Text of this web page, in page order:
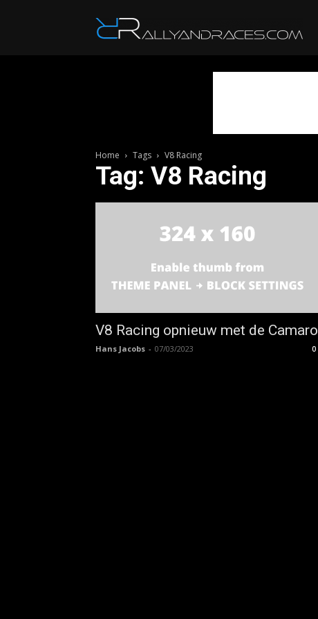
Home Tags V8 Racing
Tag: V8 Racing
V8 Racing opnieuw met de Camaro
Hans Jacobs - 07/03/2023 0